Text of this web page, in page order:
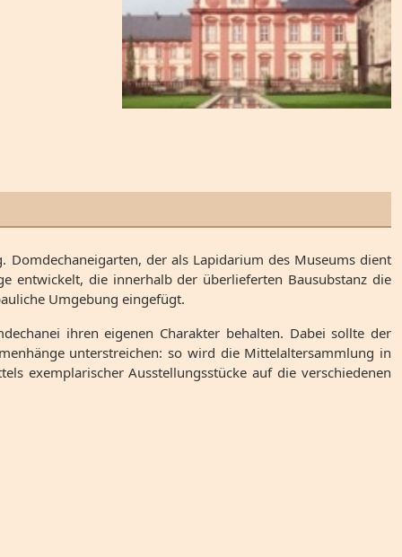
der als Lapidarium des Museums dient
entwickelt, die innerhalb der überlieferten Bausubstanz die
Umgebung eingefügt.
ihren eigenen Charakter behalten. Dabei sollte der
unterstreichen: so wird die Mittelaltersammlung in
exemplarischer Ausstellungsstücke auf die verschiedenen